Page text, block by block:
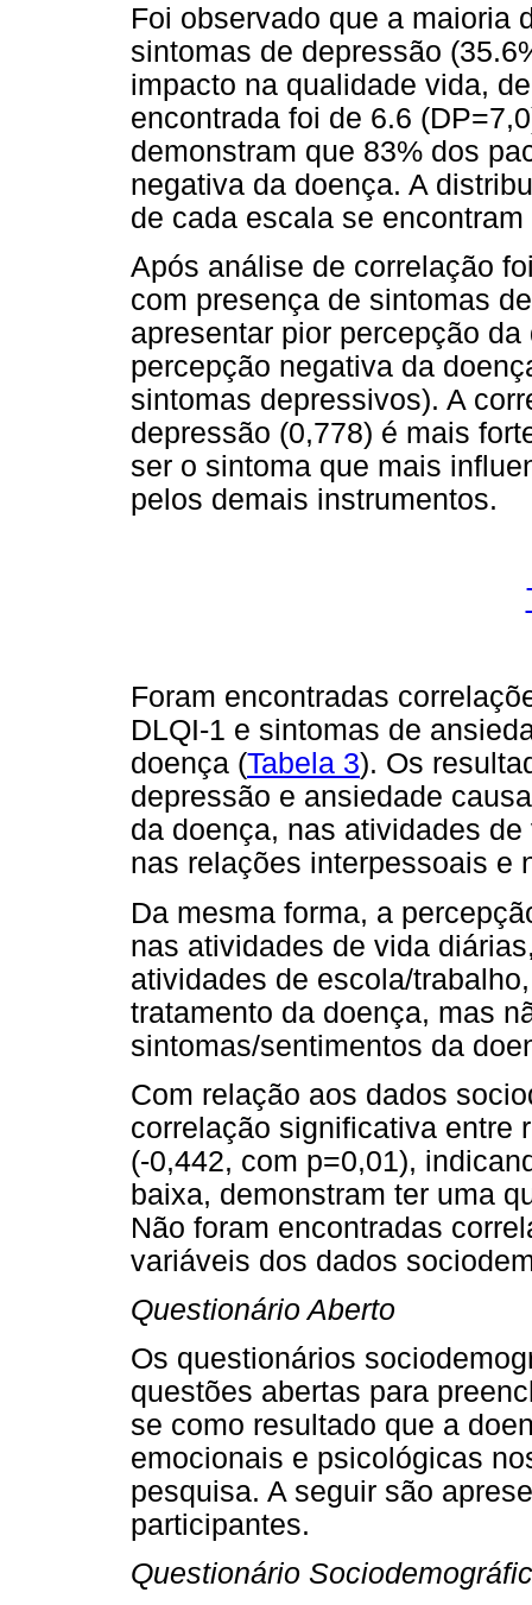
Foi observado que a maioria
sintomas de depressão
impacto na qualidade vida,
encontrada foi de 6.6
demonstram que 83% dos
negativa da doença. A
de cada escala se
Após análise de correlação
com presença de sintomas
apresentar pior percepção
percepção negativa da
sintomas depressivos). A
depressão (0,778) é mais
ser o sintoma que mais
pelos demais instrumentos.
Foram encontradas
DLQI-1 e sintomas de
doença (Tabela 3). Os
depressão e ansiedade
da doença, nas atividades
nas relações interpessoais e
Da mesma forma, a
nas atividades de vida
atividades de escola/
tratamento da doença, mas
sintomas/sentimentos da
Com relação aos dados
correlação significativa entre
(-0,442, com p=0,01),
baixa, demonstram ter uma
Não foram encontradas
variáveis dos dados
Questionário Aberto
Os questionários
questões abertas para
se como resultado que a
emocionais e psicológicas
pesquisa. A seguir são
participantes.
Questionário